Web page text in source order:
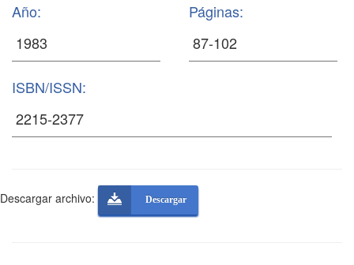
Año: Páginas:
ISBN/ISSN:
Descargar archivo: Descargar